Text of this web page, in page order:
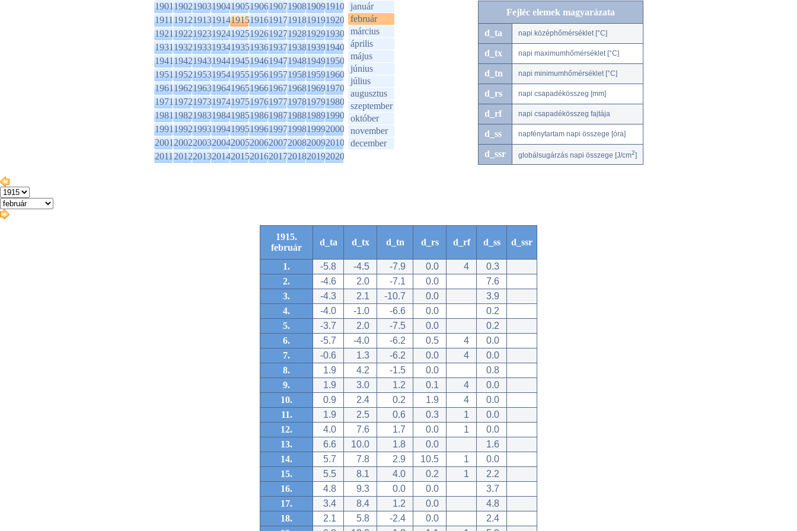
1901190219031904190519061907190819091910
1911191219131914191519161917191819191920
1921192219231924192519261927192819291930
1931193219331934193519361937193819391940
1941194219431944194519461947194819491950
1951195219531954195519561957195819591960
1961196219631964196519661967196819691970
1971197219731974197519761977197819791980
1981198219831984198519861987198819891990
1991199219931994199519961997199819992000
2001200220032004200520062007200820092010
2011201220132014201520162017201820192020
január
február
március
április
május
június
július
augusztus
szeptember
október
november
december
Fejléc elemek magyarázata
d_ta napi középhőmérséklet [°C]
d_tx napi maximumhőmérséklet [°C]
d_tn napi minimumhőmérséklet [°C]
d_rs napi csapadékösszeg [mm]
d_rf napi csapadékösszeg fajtája
d_ss napfénytartam napi összege [óra]
d_ssr globálsugárzás napi összege [J/cm2]
1915.
február
d_ta d_tx d_tn d_rs d_rf d_ss d_ssr
1. -5.8 -4.5 -7.9 0.0 4
0.3
2.
-4.6 2.0 -7.1 0.0
7.6
3.
-4.3 2.1 -10.7 0.0
3.9
4.
-4.0 -1.0 -6.6 0.0
0.2
5.
-3.7 2.0 -7.5 0.0
0.2
6.
-5.7 -4.0 -6.2 0.5 4
0.0
7.
-0.6 1.3 -6.2 0.0 4
0.0
8.
1.9 4.2 -1.5 0.0
0.8
9.
1.9 3.0 1.2 0.1 4
0.0
10.
0.9 2.4 0.2 1.9 4
0.0
11.
1.9 2.5 0.6 0.3 1
0.0
12.
4.0 7.6 1.7 0.0 1
0.0
13.
6.6 10.0 1.8 0.0
1.6
14.
5.7 7.8 2.9 10.5 1
0.0
15.
5.5 8.1 4.0 0.2 1
2.2
16.
4.8 9.3 0.0 0.0
3.7
17.
3.4 8.4 1.2 0.0
4.8
18.
2.1 5.8 -2.4 0.0
2.4